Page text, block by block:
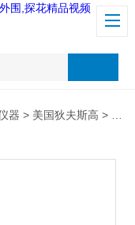
围,探花精品视频
器 > 美国狄夫斯高 > 狄夫斯高（Defelsko）附着力测试仪AT-A